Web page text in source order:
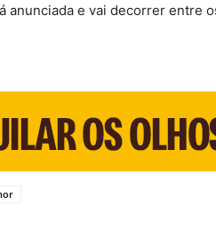
anunciada e vai decorrer entre